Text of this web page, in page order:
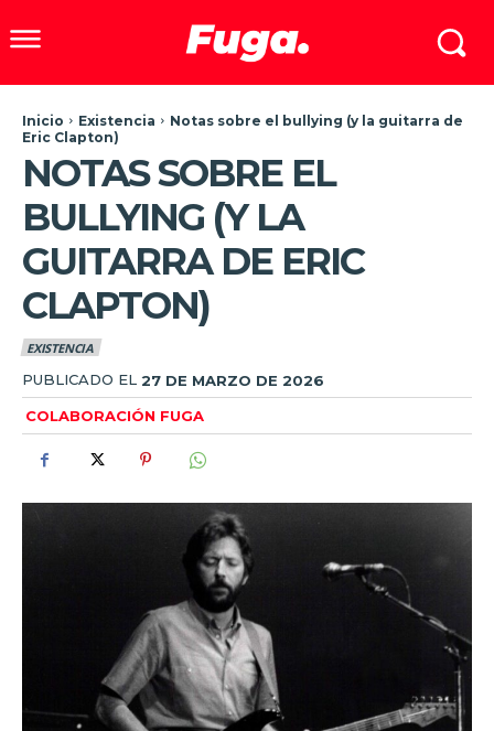
Inicio Existencia
Notas sobre el bullying (y la guitarra de
Eric Clapton)
NOTAS SOBRE EL
BULLYING (Y LA
GUITARRA DE ERIC
CLAPTON)
EXISTENCIA
PUBLICADO EL 27 DE MARZO DE 2026
COLABORACIÓN FUGA